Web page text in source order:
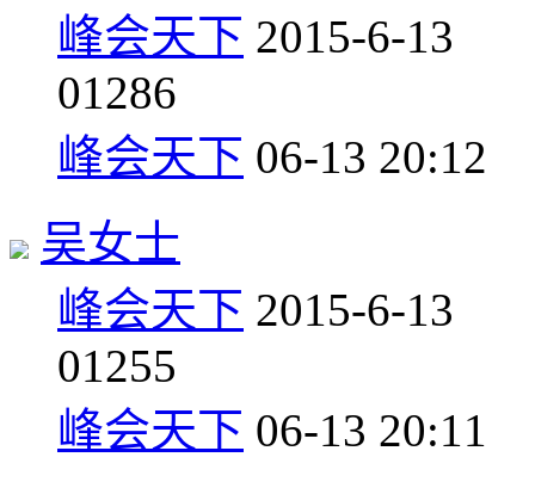
峰会天下 2015-6-13
01286
峰会天下 06-13 20:12
吴女士
峰会天下 2015-6-13
01255
峰会天下 06-13 20:11